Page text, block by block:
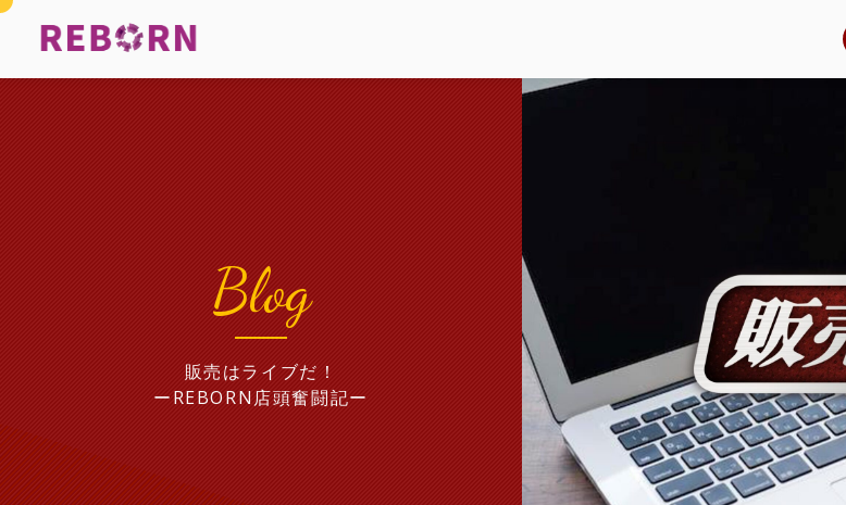
Blog
販売はライブだ！
ーREBORN店頭奮闘記ー